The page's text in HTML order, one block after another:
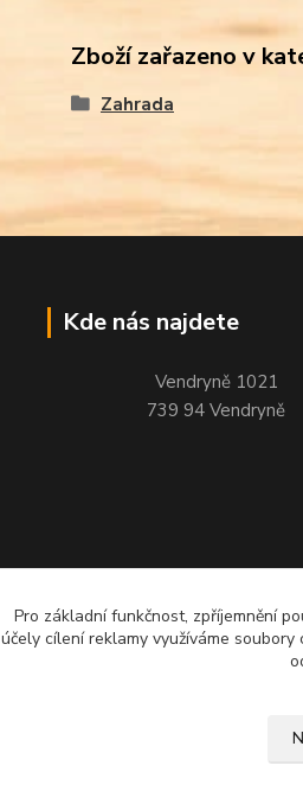
Zboží zařazeno v
Zahrada
Kde nás najdete
Vendryně 1021
739 94 Vendryně
Pro základní funkčnost, zpříjemnění
účely cílení reklamy využíváme